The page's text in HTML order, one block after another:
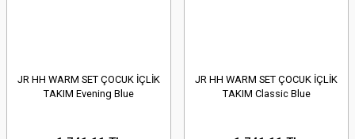
JR HH WARM SET ÇOCUK İÇLİK
TAKIM Evening Blue
JR HH WARM SET ÇOCUK İÇLİK
TAKIM Classic Blue